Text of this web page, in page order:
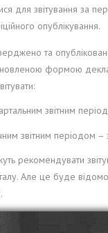
для звітування за
опублікування.
та
формою
звітним
звітним періодом –
рекомендувати
Але це буде